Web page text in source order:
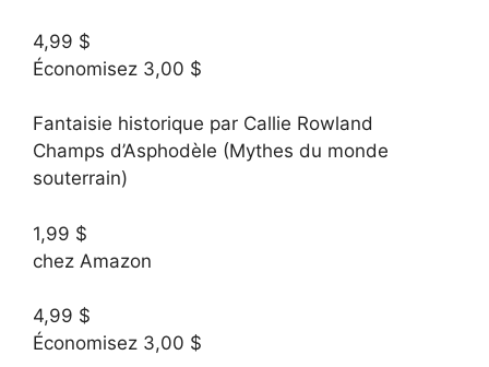
4,99 $
Économisez 3,00 $
Fantaisie historique par Callie Rowland
Champs d’Asphodèle (Mythes du monde
souterrain)
1,99 $
chez Amazon
4,99 $
Économisez 3,00 $